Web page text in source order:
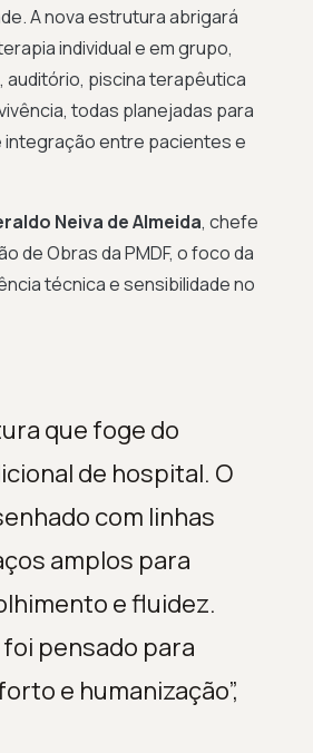
A nova estrutura abrigará
individual e em grupo,
auditório, piscina terapêutica
todas planejadas para
entre pacientes e
Neiva de Almeida, chefe
de Obras da PMDF, o foco da
técnica e sensibilidade no
que foge do
de hospital. O
com linhas
amplos para
e fluidez.
pensado para
e humanização”,